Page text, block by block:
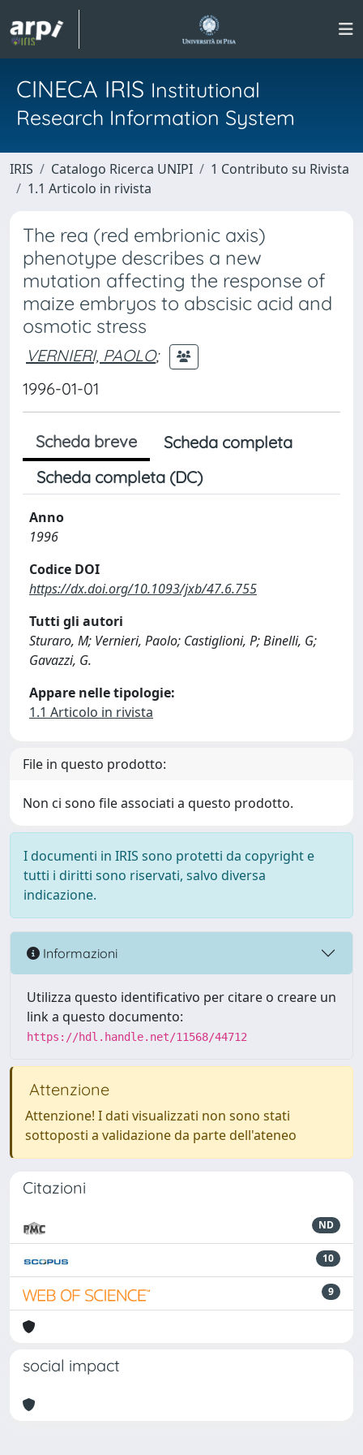
CINECA IRIS Institutional
Research Information System
IRIS Catalogo Ricerca UNIPI
1 Contributo su Rivista
1.1 Articolo in rivista
The rea (red embrionic axis)
phenotype describes a new
mutation affecting the response of
maize embryos to abscisic acid and
osmotic stress
VERNIERI, PAOLO;
1996-01-01
Scheda breve
Scheda completa
Scheda completa (DC)
Anno
1996
Codice DOI
https://dx.doi.org/10.1093/jxb/47.6.755
Tutti gli autori
Sturaro, M; Vernieri, Paolo; Castiglioni, P; Binelli, G;
Gavazzi, G.
Appare nelle tipologie:
1.1 Articolo in rivista
File in questo prodotto:
Non ci sono file associati a questo prodotto.
I documenti in IRIS sono protetti da copyright e
tutti i diritti sono riservati, salvo diversa
indicazione.
Informazioni
Utilizza questo identificativo per citare o creare un
link a questo documento:
https://hdl.handle.net/11568/44712
Attenzione
Attenzione! I dati visualizzati non sono stati
sottoposti a validazione da parte dell'ateneo
Citazioni
ND
10
9
social impact